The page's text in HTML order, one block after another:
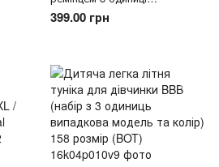
44
(випадкова модель) розмір 28
399.00 грн